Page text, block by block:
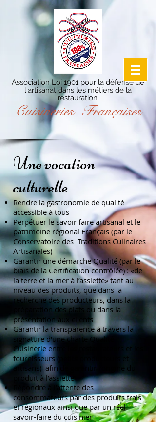
Association Loi 1901 pour la défense de
l'artisanat dans les métiers de la
restauration.
Cuisineries Françaises
Une vocation
culturelle
Rendre la gastronomie de qualité
accessible à tous
Perpétuer le savoir faire artisanal et le
patrimoine régional Français (par le
Conservatoire des Traditions Culinaires
Artisanales)
Garantir une démarche Qualité (par le
biais de la Certification contrôlée) : «de
la terre et la mer à l’assiette» tant au
niveau des produits, que dans la
recherche des producteurs, dans la
préparation des plats ou dans la
présentation aux clients
Garantir la transparence à travers la
signature d'une charte Qualité
Cuisinerie entre les restaurateurs et les
fournisseurs (petits producteurs et
artisans) afin de garantir l’origine du
produit à l’assiette
Répondre à l’attente des
consommateurs par des produits frais
et régionaux ainsi que par un réel
savoir-faire du cuisinier